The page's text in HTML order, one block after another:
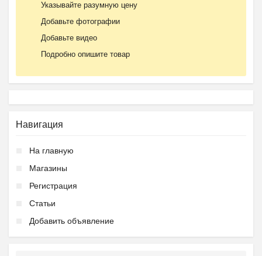
Указывайте разумную цену
Добавьте фотографии
Добавьте видео
Подробно опишите товар
Навигация
На главную
Магазины
Регистрация
Статьи
Добавить объявление